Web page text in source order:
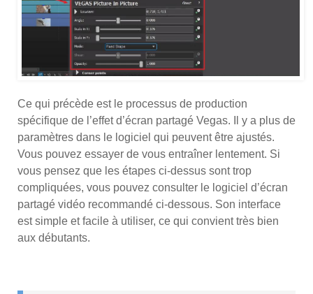
Ce qui précède est le processus de production
spécifique de l’effet d’écran partagé Vegas. Il y a plus de
paramètres dans le logiciel qui peuvent être ajustés.
Vous pouvez essayer de vous entraîner lentement. Si
vous pensez que les étapes ci-dessus sont trop
compliquées, vous pouvez consulter le logiciel d’écran
partagé vidéo recommandé ci-dessous. Son interface
est simple et facile à utiliser, ce qui convient très bien
aux débutants.